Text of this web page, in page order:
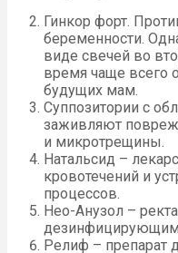
Гинкор форт.
беременности.
виде свечей во
время чаще всего
будущих мам.
Суппозитории с
заживляют
и микротрещины.
Натальсид –
кровотечений и
процессов.
Нео-Анузол –
Релиф – препарат